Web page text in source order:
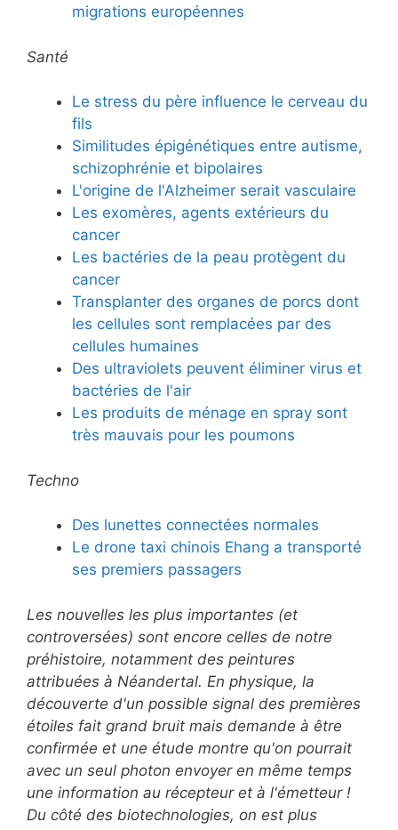
migrations européennes
Santé
Le stress du père influence le cerveau du
fils
Similitudes épigénétiques entre autisme,
schizophrénie et bipolaires
L'origine de l'Alzheimer serait vasculaire
Les exomères, agents extérieurs du
cancer
Les bactéries de la peau protègent du
cancer
Transplanter des organes de porcs dont
les cellules sont remplacées par des
cellules humaines
Des ultraviolets peuvent éliminer virus et
bactéries de l'air
Les produits de ménage en spray sont
très mauvais pour les poumons
Techno
Des lunettes connectées normales
Le drone taxi chinois Ehang a transporté
ses premiers passagers
Les nouvelles les plus importantes (et
controversées) sont encore celles de notre
préhistoire, notamment des peintures
attribuées à Néandertal. En physique, la
découverte d'un possible signal des premières
étoiles fait grand bruit mais demande à être
confirmée et une étude montre qu'on pourrait
avec un seul photon envoyer en même temps
une information au récepteur et à l'émetteur !
Du côté des biotechnologies, on est plus